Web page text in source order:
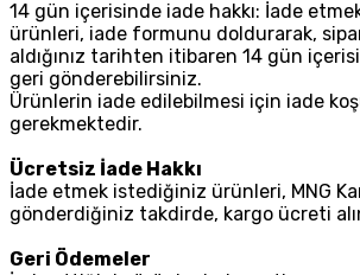
14 gün içerisinde iade hakkı: İade
ürünleri, iade formunu doldurarak,
aldığınız tarihten itibaren 14 gün
geri gönderebilirsiniz.
Ürünlerin iade edilebilmesi için iade
gerekmektedir.
Ücretsiz İade Hakkı
İade etmek istediğiniz ürünleri, MNG
gönderdiğiniz takdirde, kargo ücreti
Geri Ödemeler